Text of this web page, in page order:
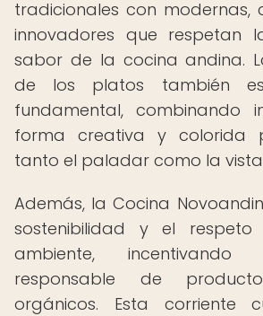
tradicionales con modernas,
innovadores que respetan
sabor de la cocina andina.
de los platos también
fundamental, combinando
forma creativa y colorida
tanto el paladar como la
Además, la Cocina
sostenibilidad y el
ambiente,
responsable de
orgánicos. Esta corriente